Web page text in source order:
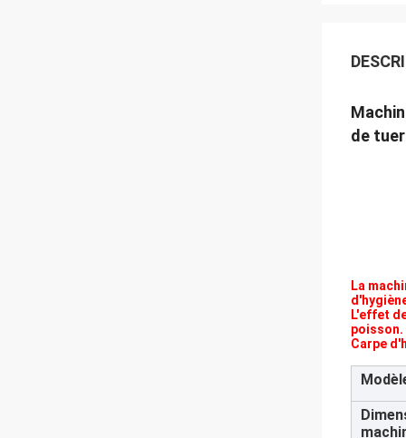
de
La
L'effet
poisson.
Carpe